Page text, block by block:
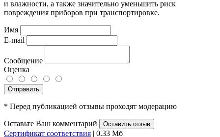
и влажности, а также значительно уменьшить риск
повреждения приборов при транспортировке.
Имя
E-mail
Сообщение
Оценка
Отправить
* Перед публикацией отзывы проходят модерацию
Оставьте Ваш комментарий Оставить отзыв
Сертификат соответствия | 0.33 Мб